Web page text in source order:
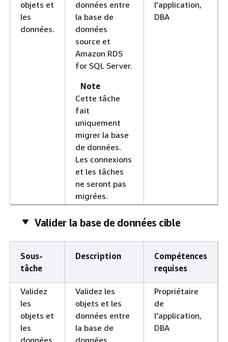
objets et
les
données.
données entre
la base de
données
source et
Amazon RDS
for SQL Server.
Note
Cette tâche
fait
uniquement
migrer la base
de données.
Les connexions
et les tâches
ne seront pas
migrées.
l'application,
DBA
Valider la base de données cible
Sous-
tâche
Description
Compétences
requises
Validez
les
objets et
les
données.
Validez les
objets et les
données entre
la base de
données
Propriétaire
de
l'application,
DBA